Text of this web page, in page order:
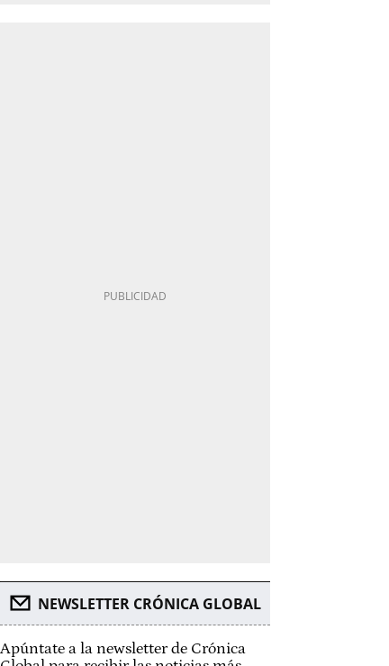
NEWSLETTER CRÓNICA GLOBAL
Apúntate a la newsletter de Crónica